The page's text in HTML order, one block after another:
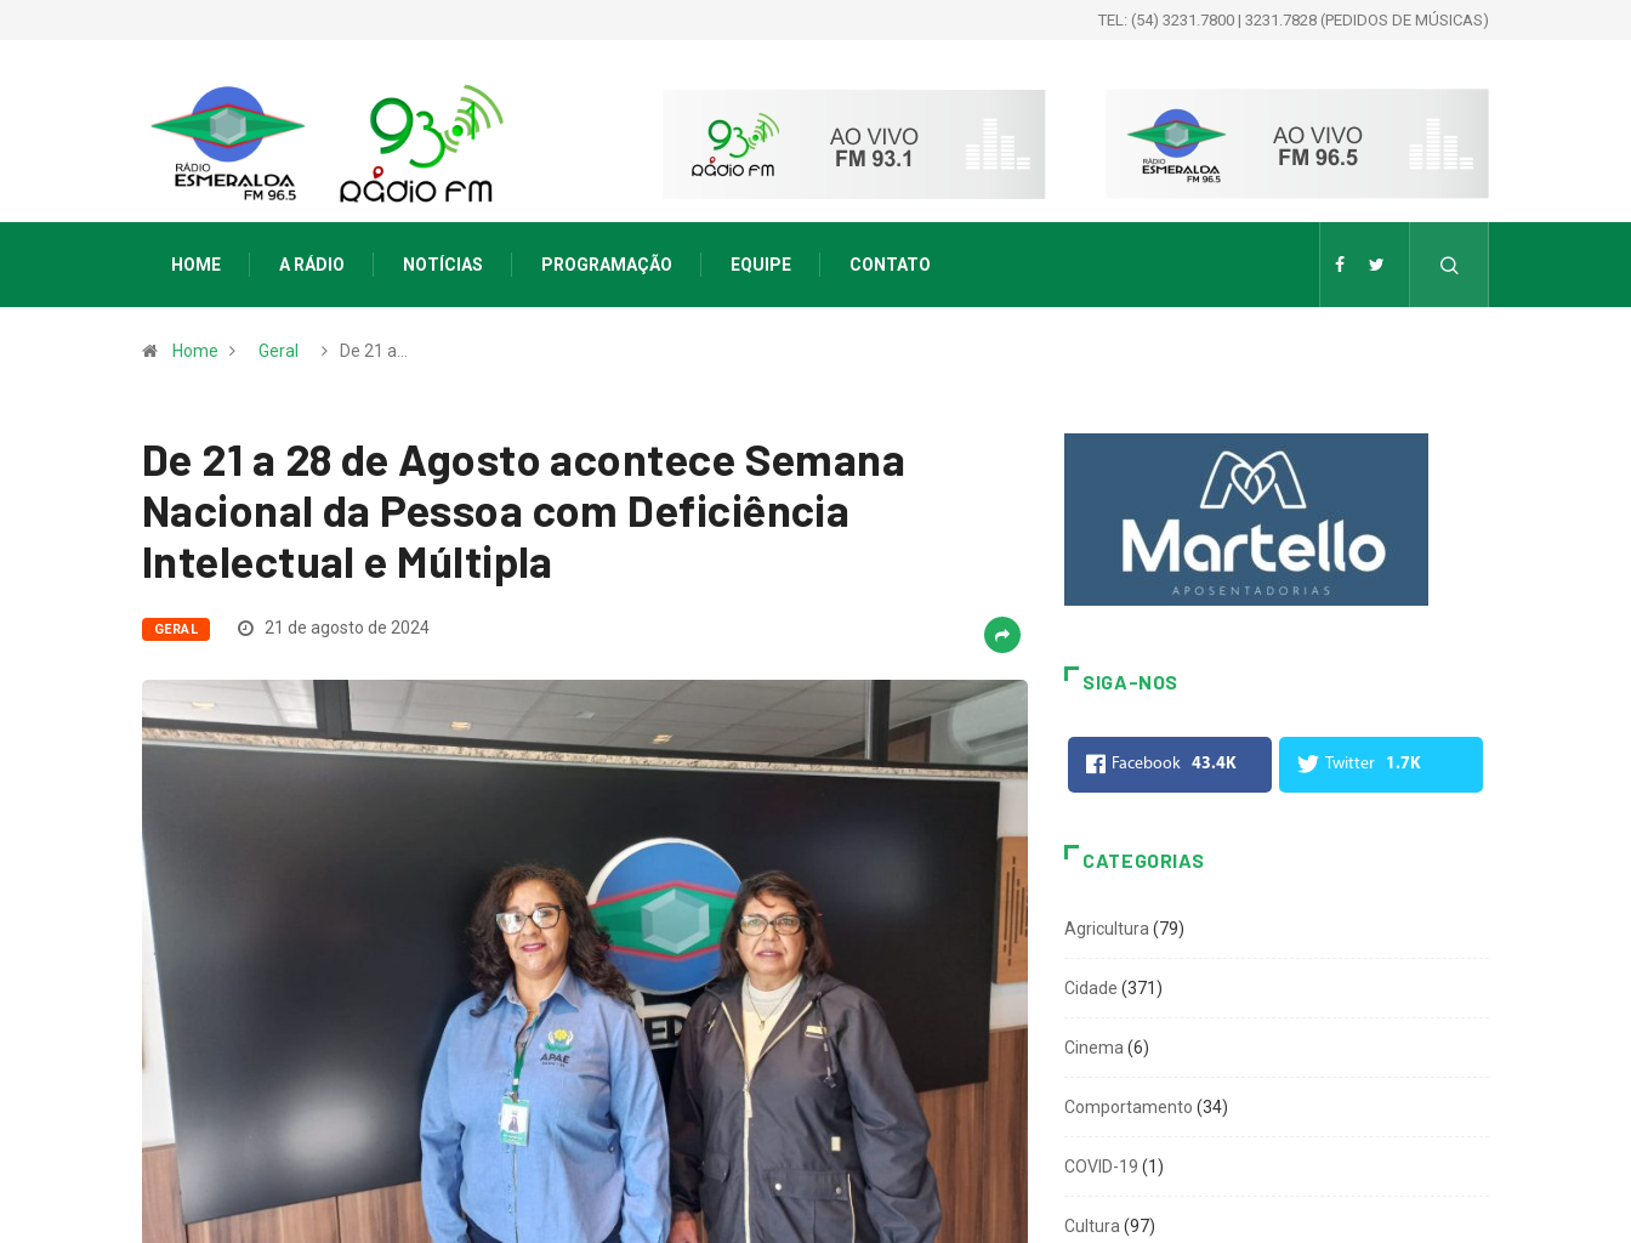
TEL: (54) 3231.7800 | 3231.7828 (PEDIDOS DE MÚSICAS)
HOME A RÁDIO NOTÍCIAS PROGRAMAÇÃO EQUIPE CONTATO
Home Geral De 21 a…
De 21 a 28 de Agosto acontece Semana
Nacional da Pessoa com Deficiência
Intelectual e Múltipla
GERAL 21 de agosto de 2024
SIGA-NOS
Facebook 43.4K Twitter 1.7K
CATEGORIAS
Agricultura (79)
Cidade (371)
Cinema (6)
Comportamento (34)
COVID-19 (1)
Cultura (97)